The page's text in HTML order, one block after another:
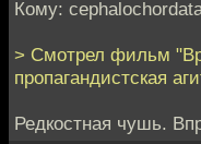
Кому:
> Смотрел фильм
пропагандистская
Редкостная чушь.